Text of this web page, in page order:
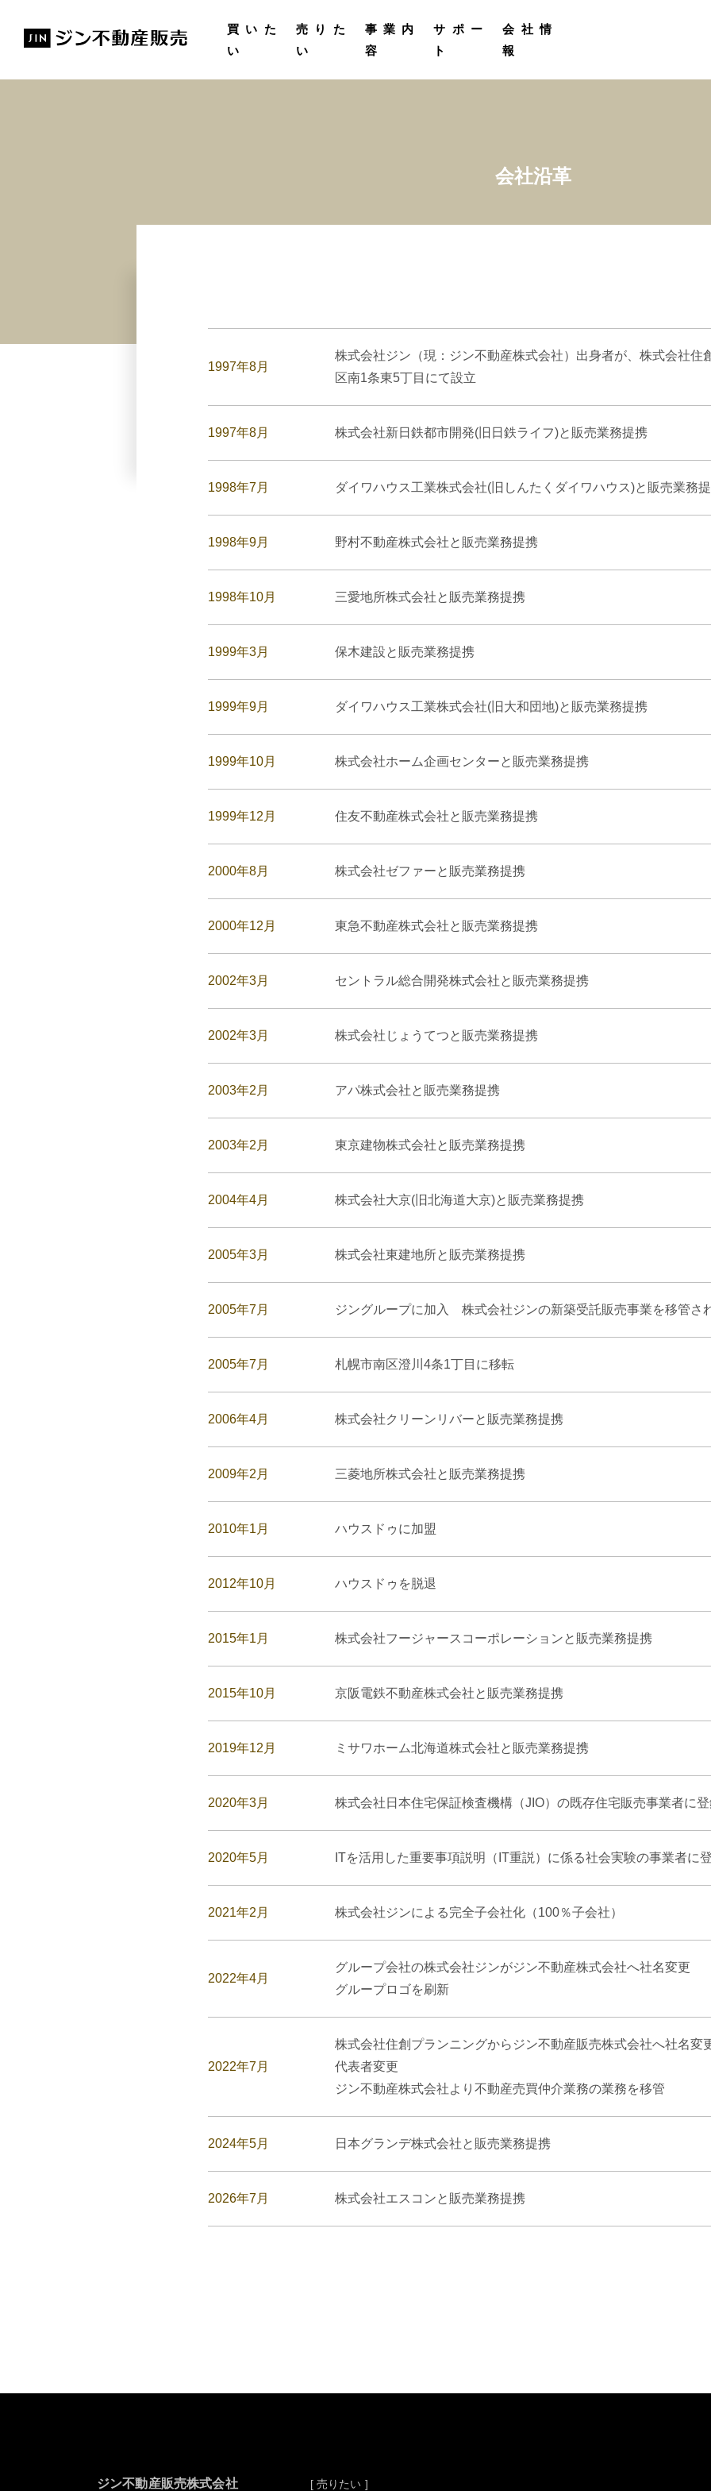
買いた
い
売りた
い
事業内
容
サポー
ト
会社情
報
会社沿革
1997年8月
株式会社ジン（現：ジン不動産株式会社）出身者が、株式会社住
区南1条東5丁目にて設立
1997年8月 株式会社新日鉄都市開発(旧日鉄ライフ)と販売業務提携
1998年7月 ダイワハウス工業株式会社(旧しんたくダイワハウス)と販売業務
1998年9月 野村不動産株式会社と販売業務提携
1998年10月 三愛地所株式会社と販売業務提携
1999年3月 保木建設と販売業務提携
1999年9月 ダイワハウス工業株式会社(旧大和団地)と販売業務提携
1999年10月 株式会社ホーム企画センターと販売業務提携
1999年12月 住友不動産株式会社と販売業務提携
2000年8月 株式会社ゼファーと販売業務提携
2000年12月 東急不動産株式会社と販売業務提携
2002年3月 セントラル総合開発株式会社と販売業務提携
2002年3月 株式会社じょうてつと販売業務提携
2003年2月 アパ株式会社と販売業務提携
2003年2月 東京建物株式会社と販売業務提携
2004年4月 株式会社大京(旧北海道大京)と販売業務提携
2005年3月 株式会社東建地所と販売業務提携
2005年7月 ジングループに加入 株式会社ジンの新築受託販売事業を移管さ
2005年7月 札幌市南区澄川4条1丁目に移転
2006年4月 株式会社クリーンリバーと販売業務提携
2009年2月 三菱地所株式会社と販売業務提携
2010年1月 ハウスドゥに加盟
2012年10月 ハウスドゥを脱退
2015年1月 株式会社フージャースコーポレーションと販売業務提携
2015年10月 京阪電鉄不動産株式会社と販売業務提携
2019年12月 ミサワホーム北海道株式会社と販売業務提携
2020年3月 株式会社日本住宅保証検査機構（JIO）の既存住宅販売事業者に
2020年5月 ITを活用した重要事項説明（IT重説）に係る社会実験の事業者に
2021年2月 株式会社ジンによる完全子会社化（100％子会社）
2022年4月
グループ会社の株式会社ジンがジン不動産株式会社へ社名変更
グループロゴを刷新
2022年7月
株式会社住創プランニングからジン不動産販売株式会社へ社名変
代表者変更
ジン不動産株式会社より不動産売買仲介業務の業務を移管
2024年5月 日本グランデ株式会社と販売業務提携
2026年7月 株式会社エスコンと販売業務提携
ジン不動産販売株式会社 [ 売りたい ]